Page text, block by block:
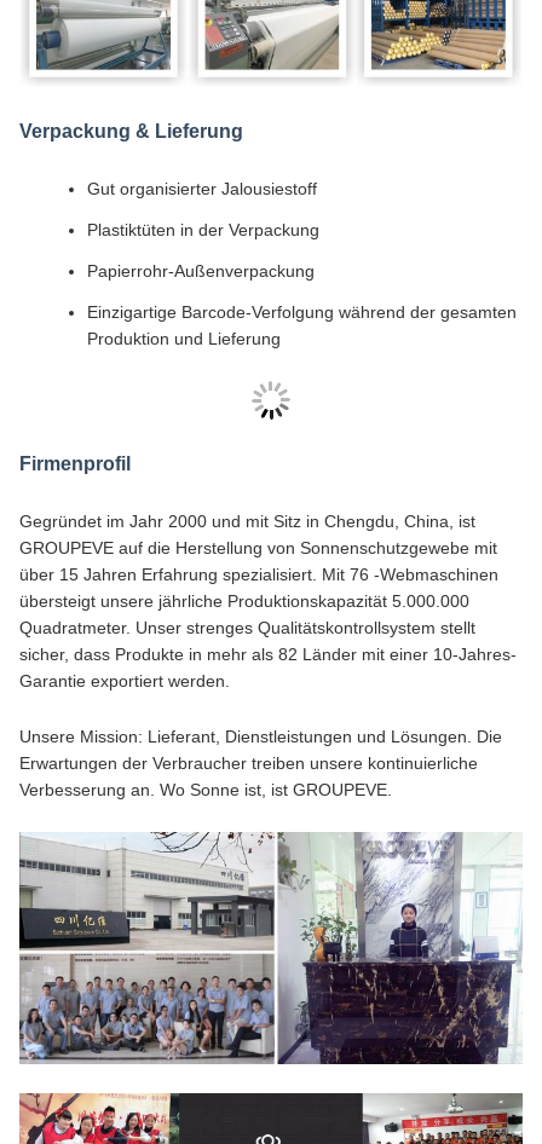
Verpackung & Lieferung
Gut organisierter Jalousiestoff
Plastiktüten in der Verpackung
Papierrohr-Außenverpackung
Einzigartige Barcode-Verfolgung während der gesamten
Produktion und Lieferung
Firmenprofil
Gegründet im Jahr 2000 und mit Sitz in Chengdu, China, ist
GROUPEVE auf die Herstellung von Sonnenschutzgewebe mit
über 15 Jahren Erfahrung spezialisiert. Mit 76 -Webmaschinen
übersteigt unsere jährliche Produktionskapazität 5.000.000
Quadratmeter. Unser strenges Qualitätskontrollsystem stellt
sicher, dass Produkte in mehr als 82 Länder mit einer 10-Jahres-
Garantie exportiert werden.
Unsere Mission: Lieferant, Dienstleistungen und Lösungen. Die
Erwartungen der Verbraucher treiben unsere kontinuierliche
Verbesserung an. Wo Sonne ist, ist GROUPEVE.